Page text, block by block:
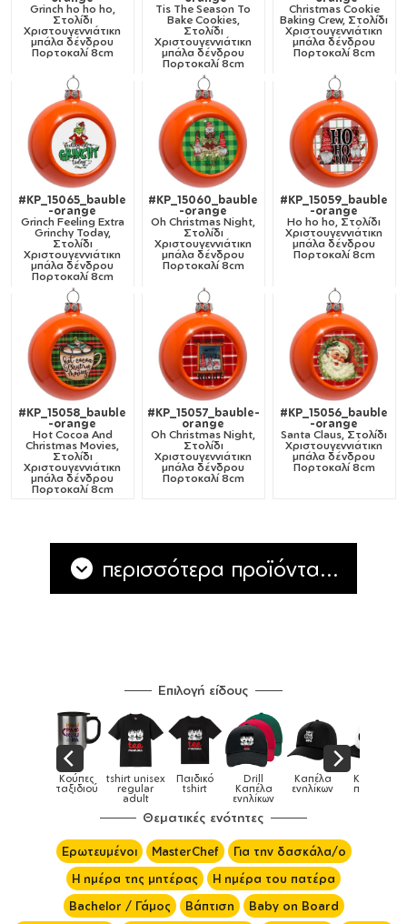
Grinch ho ho ho,
Στολίδι
Χριστουγεννιάτικη
μπάλα δένδρου
Πορτοκαλί 8cm
Tis The Season To
Bake Cookies,
Στολίδι
Χριστουγεννιάτικη
μπάλα δένδρου
Πορτοκαλί 8cm
Christmas Cookie
Baking Crew, Στολίδι
Χριστουγεννιάτικη
μπάλα δένδρου
Πορτοκαλί 8cm
#KP_15065_bauble
-orange
Grinch Feeling Extra
Grinchy Today,
Στολίδι
Χριστουγεννιάτικη
μπάλα δένδρου
Πορτοκαλί 8cm
#KP_15060_bauble
-orange
Oh Christmas Night,
Στολίδι
Χριστουγεννιάτικη
μπάλα δένδρου
Πορτοκαλί 8cm
#KP_15059_bauble
-orange
Ho ho ho, Στολίδι
Χριστουγεννιάτικη
μπάλα δένδρου
Πορτοκαλί 8cm
#KP_15058_bauble
-orange
Hot Cocoa And
Christmas Movies,
Στολίδι
Χριστουγεννιάτικη
μπάλα δένδρου
Πορτοκαλί 8cm
#KP_15057_bauble-
orange
Oh Christmas Night,
Στολίδι
Χριστουγεννιάτικη
μπάλα δένδρου
Πορτοκαλί 8cm
#KP_15056_bauble
-orange
Santa Claus, Στολίδι
Χριστουγεννιάτικη
μπάλα δένδρου
Πορτοκαλί 8cm
περισσότερα προϊόντα...
Επιλογή είδους
Drill
Καπέλα
ενηλίκων
Καπέλα
ενηλίκων
Καπέλα
παιδικά Κούπες Κούπες
ειδικές
Θεματικές ενότητες
Ερωτευμένοι MasterChef
Για την δασκάλα/ο
Η ημέρα της μητέρας
Η ημέρα του πατέρα
Bachelor / Γάμος
Βάπτιση
Baby on Board